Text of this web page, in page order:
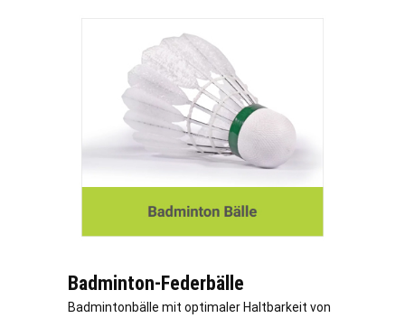
Badminton-Federbälle
Badmintonbälle mit optimaler Haltbarkeit von